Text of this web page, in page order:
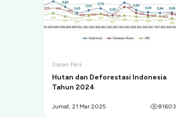
Siaran Pers
Hutan dan Deforestasi Indonesia
Tahun 2024
Jumat, 21 Mar 2025 81603